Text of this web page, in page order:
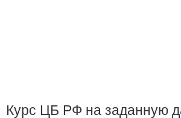
Курс ЦБ РФ на заданную